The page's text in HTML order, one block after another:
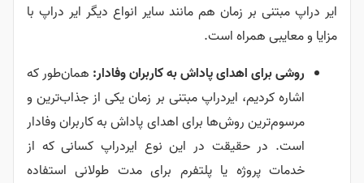
ایر دراپ مبتنی بر زمان هم مانند سایر انواع دیگر ایر دراپ با
مزایا و معایبی همراه است.
روشی برای اهدای پاداش به کاربران وفادار: همان‌طور که
اشاره کردیم، ایردراپ مبتنی بر زمان یکی از جذاب‌ترین و
مرسوم‌ترین روش‌ها برای اهدای پاداش به کاربران وفادار
است. در حقیقت در این نوع ایردراپ کسانی که از
خدمات پروژه یا پلتفرم برای مدت طولانی استفاده